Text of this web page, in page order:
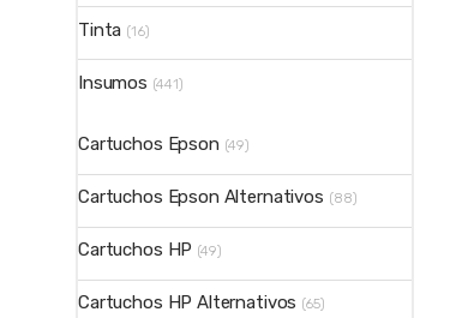
Tinta (16)
Insumos (441)
Cartuchos Epson (49)
Cartuchos Epson Alternativos (88)
Cartuchos HP (49)
Cartuchos HP Alternativos (65)